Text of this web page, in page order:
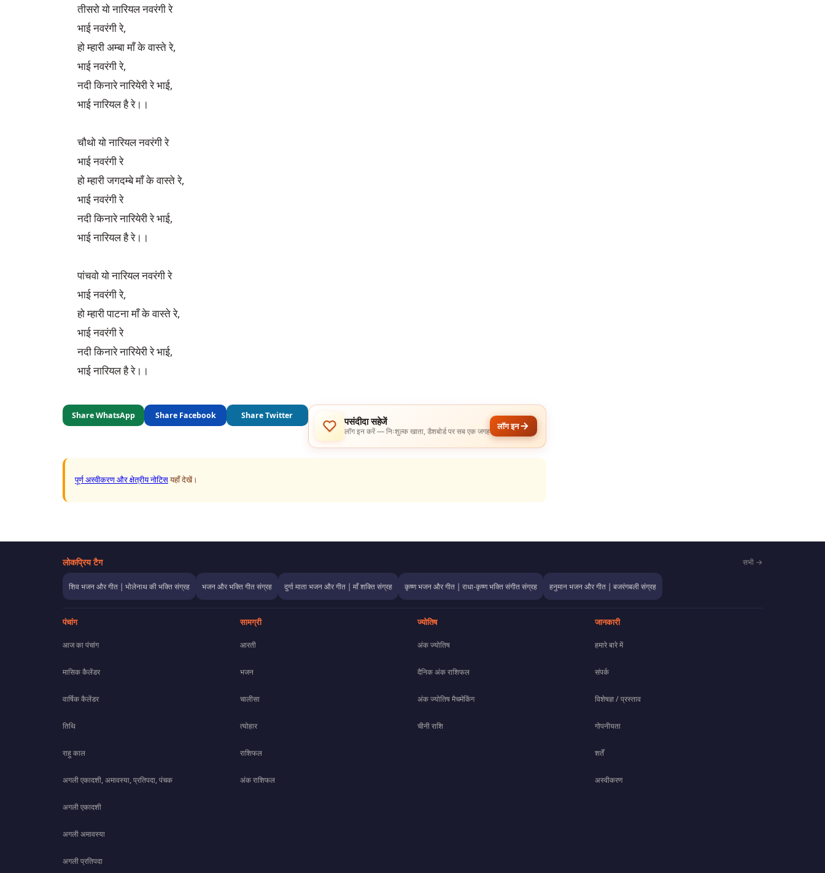
तीसरो यो नारियल नवरंगी रे
भाई नवरंगी रे,
हो म्हारी अम्बा माँ के वास्ते रे,
भाई नवरंगी रे,
नदी किनारे नारियेरी रे भाई,
भाई नारियल है रे।।
चौथो यो नारियल नवरंगी रे
भाई नवरंगी रे
हो म्हारी जगदम्बे माँ के वास्ते रे,
भाई नवरंगी रे
नदी किनारे नारियेरी रे भाई,
भाई नारियल है रे।।
पांचवो यो नारियल नवरंगी रे
भाई नवरंगी रे,
हो म्हारी पाटना माँ के वास्ते रे,
भाई नवरंगी रे
नदी किनारे नारियेरी रे भाई,
भाई नारियल है रे।।
Share WhatsApp Share Facebook Share Twitter
पसंदीदा सहेजें
लॉग इन करें — निःशुल्क खाता, डैशबोर्ड पर सब एक जगह लॉग इन
पूर्ण अस्वीकरण और क्षेत्रीय नोटिसयहाँ देखें।
लोकप्रिय टैग सभी →
शिव भजन और गीत | भोलेनाथ की भक्ति संग्रह भजन और भक्ति गीत संग्रह दुर्गा माता भजन और गीत | माँ शक्ति संग्रह कृष्ण भजन और गीत | राधा-कृष्ण भक्ति संगीत संग्रह हनुमान भजन और गीत | बजरंगबली संग्रह
पंचांग
आज का पंचांग
मासिक कैलेंडर
वार्षिक कैलेंडर
तिथि
राहु काल
अगली एकादशी, अमावस्या, प्रतिपदा, पंचक
अगली एकादशी
अगली अमावस्या
अगली प्रतिपदा
सामग्री
आरती
भजन
चालीसा
त्योहार
राशिफल
अंक राशिफल
ज्योतिष
अंक ज्योतिष
दैनिक अंक राशिफल
अंक ज्योतिष मैचमेकिंग
चीनी राशि
जानकारी
हमारे बारे में
संपर्क
विशेषज्ञ / प्रस्ताव
गोपनीयता
शर्तें
अस्वीकरण